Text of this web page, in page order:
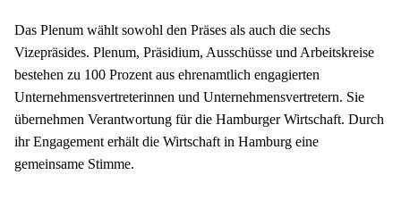
Das Plenum wählt sowohl den Präses als auch die sechs
Vizepräsides. Plenum, Präsidium, Ausschüsse und Arbeitskreise
bestehen zu 100 Prozent aus ehrenamtlich engagierten
Unternehmensvertreterinnen und Unternehmensvertretern. Sie
übernehmen Verantwortung für die Hamburger Wirtschaft. Durch
ihr Engagement erhält die Wirtschaft in Hamburg eine
gemeinsame Stimme.